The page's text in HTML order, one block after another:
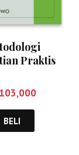
Praktis
Wibowo
103,000
BELI